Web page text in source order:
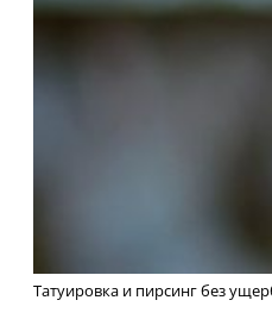
Татуировка и пирсинг без